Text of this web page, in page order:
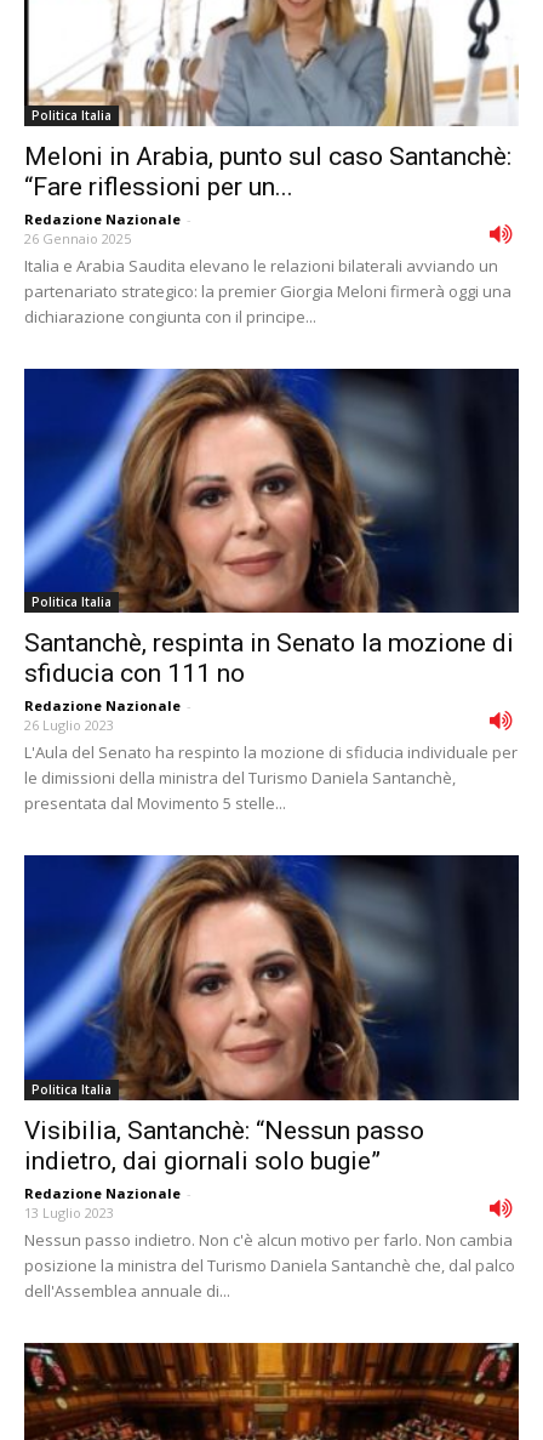
Politica Italia
Meloni in Arabia, punto sul caso Santanchè:
“Fare riflessioni per un...
Redazione Nazionale -
26 Gennaio 2025
Italia e Arabia Saudita elevano le relazioni bilaterali avviando un
partenariato strategico: la premier Giorgia Meloni firmerà oggi una
dichiarazione congiunta con il principe...
Politica Italia
Santanchè, respinta in Senato la mozione di
sfiducia con 111 no
Redazione Nazionale -
26 Luglio 2023
L'Aula del Senato ha respinto la mozione di sfiducia individuale per
le dimissioni della ministra del Turismo Daniela Santanchè,
presentata dal Movimento 5 stelle...
Politica Italia
Visibilia, Santanchè: “Nessun passo
indietro, dai giornali solo bugie”
Redazione Nazionale -
13 Luglio 2023
Nessun passo indietro. Non c'è alcun motivo per farlo. Non cambia
posizione la ministra del Turismo Daniela Santanchè che, dal palco
dell'Assemblea annuale di...